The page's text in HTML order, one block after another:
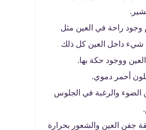
وجود راحة في العين مثل
شيء داخل العين كل ذلك
ووجود حكة بها.
أحمر دموي.
والرغبة في الجلوس
جفن العين والشعور بحرارة